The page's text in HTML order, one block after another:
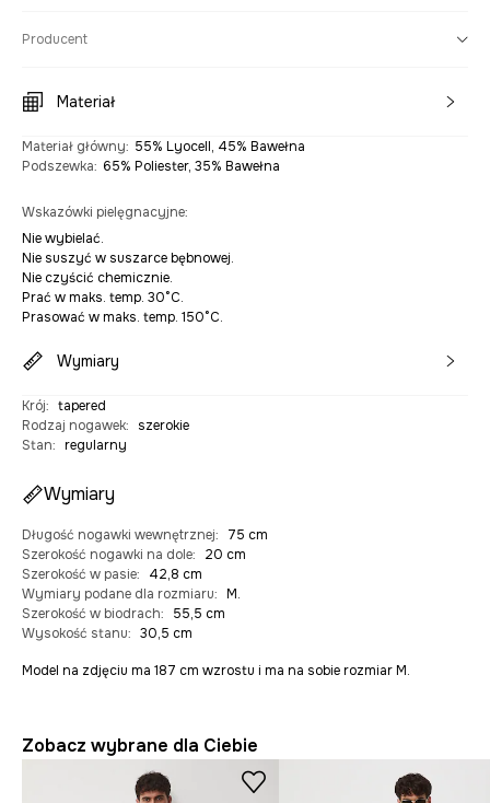
Producent
Materiał
Materiał główny: 55% Lyocell, 45% Bawełna
Podszewka: 65% Poliester, 35% Bawełna
Wskazówki pielęgnacyjne:
Nie wybielać.
Nie suszyć w suszarce bębnowej.
Nie czyścić chemicznie.
Prać w maks. temp. 30°C.
Prasować w maks. temp. 150°C.
Wymiary
Krój: tapered
Rodzaj nogawek:
szerokie
Stan: regularny
Wymiary
Długość nogawki wewnętrznej:
75 cm
Szerokość nogawki na dole:
20 cm
Szerokość w pasie:
42,8 cm
Wymiary podane dla rozmiaru: M.
Szerokość w biodrach:
55,5 cm
Wysokość stanu: 30,5 cm
Model na zdjęciu ma 187 cm wzrostu i ma na sobie rozmiar M.
Zobacz wybrane dla Ciebie